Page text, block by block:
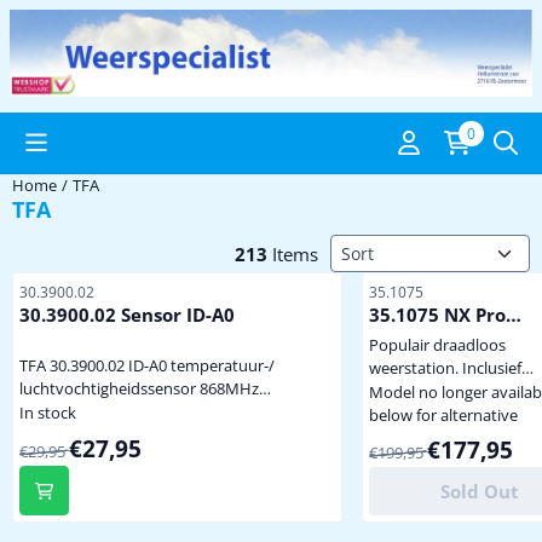
Cookie preferences are available. Choose settings or allow all
0
Home / TFA
TFA
213 Items Sort method
Item number
30.3900.02
30.3900.02 Sensor ID-A0
TFA 30.3900.02 ID-A0 temperatuur-/
luchtvochtigheidssensor 868MHz
temperatuur en luchtvochtigheid (kan
afleesschermpje met wisselend de
temperatuur of luchtvochtigheid
compatible met TFA.me systeem alleen te
gebruiken bij stations met ID overdracht
In stock
From 29,95 for 27,95
€29,95€27,95
Item number
35.1075
35.1075 NX Pro
Weerstation
Populair draadloos
weerstation. Inclusief
draadloze regen, wind
Goed getest in
Wordt bij ons geleverd
Nederlandstalige
en software ! diverse
alarmfuncties voor
Model no longer
below for alternative
From 199,95 for
€199,95€177,95
Sold Out